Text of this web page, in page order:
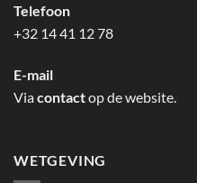
Telefoon
+32 14 41 12 78
E-mail
Viacontactop de website.
WETGEVING